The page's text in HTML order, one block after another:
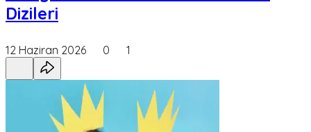
Dizileri
12 Haziran 2026 0 1